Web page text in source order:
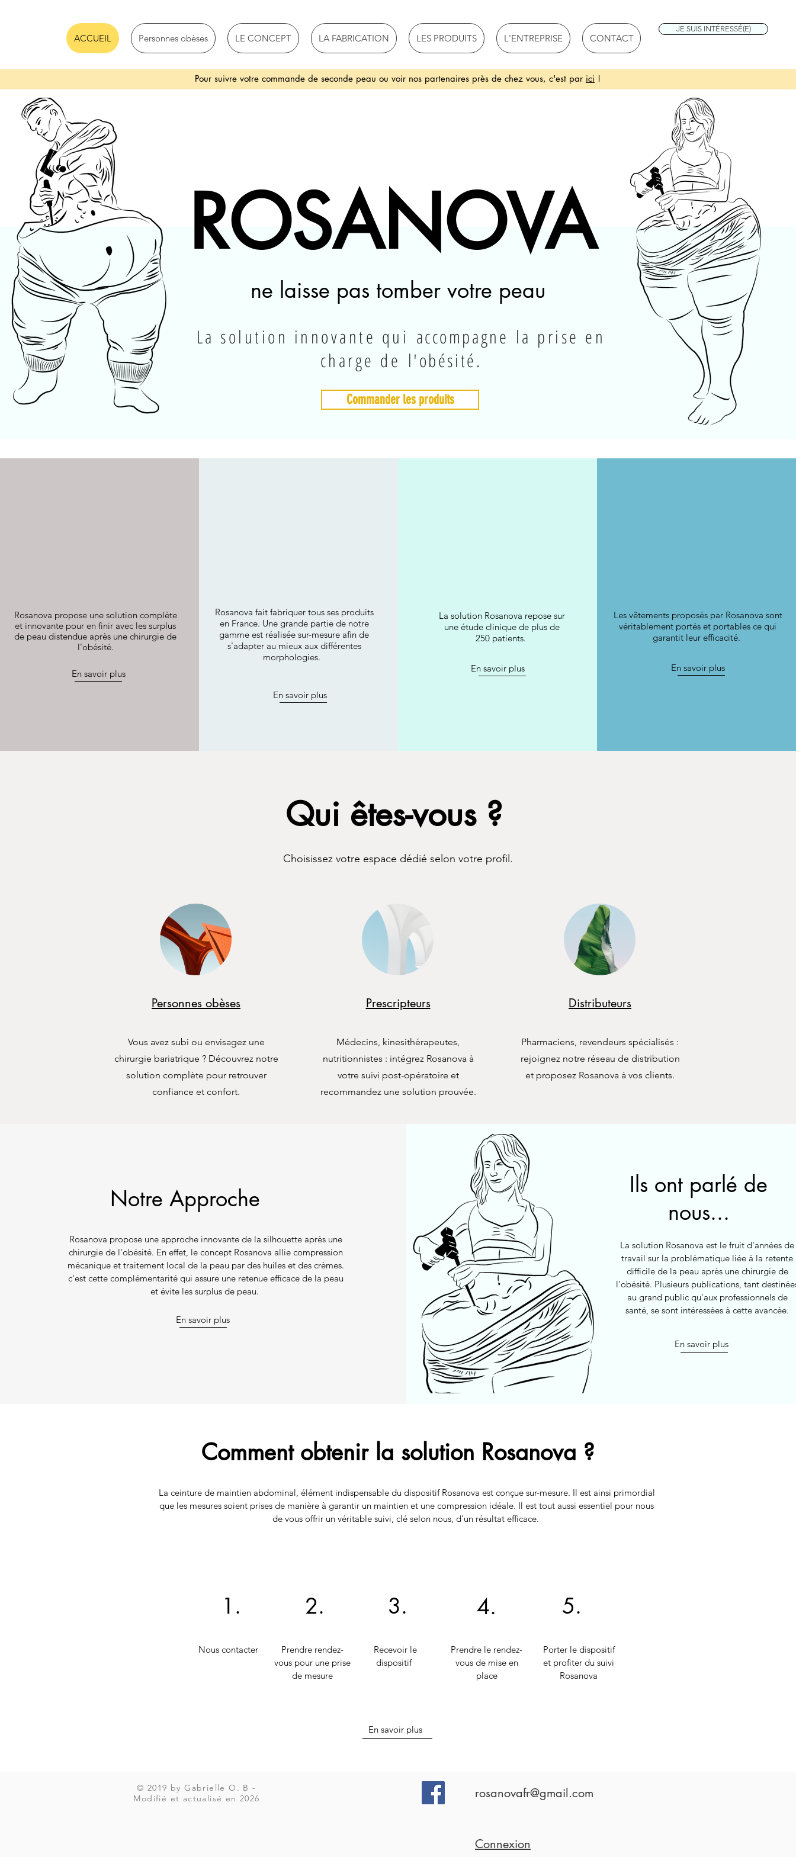
ACCUEIL Personnes obèses LE CONCEPT LA FABRICATION LES PRODUITS L'ENTREPRISE CONTACT
JE SUIS INTÉRESSÉ(E)
Pour suivre votre commande de seconde peau ou voir nos partenaires près de chez vous, c'est par ici !
ROSANOVA
ne laisse pas tomber votre peau
La solution innovante qui accompagne la prise en
charge de l'obésité.
Commander les produits
Rosanova propose une solution complète
et innovante pour en finir avec les surplus
de peau distendue après une chirurgie de
l'obésité.
En savoir plus
Rosanova fait fabriquer tous ses produits
en France. Une grande partie de notre
gamme est réalisée sur-mesure afin de
s'adapter au mieux aux différentes
morphologies.
En savoir plus
La solution Rosanova repose sur
une étude clinique de plus de
250 patients.
En savoir plus
Les vêtements proposés par Rosanova sont
véritablement portés et portables ce qui
garantit leur efficacité.
En savoir plus
Qui êtes-vous ?
Choisissez votre espace dédié selon votre profil.
Personnes obèses
Vous avez subi ou envisagez une
chirurgie bariatrique ? Découvrez notre
solution complète pour retrouver
confiance et confort.
Prescripteurs
Médecins, kinesithérapeutes,
nutritionnistes : intégrez Rosanova à
votre suivi post-opératoire et
recommandez une solution prouvée.
Distributeurs
Pharmaciens, revendeurs spécialisés :
rejoignez notre réseau de distribution
et proposez Rosanova à vos clients.
Notre Approche
Rosanova propose une approche innovante de la silhouette après une
chirurgie de l'obésité. En effet, le concept Rosanova allie compression
mécanique et traitement local de la peau par des huiles et des crèmes.
c'est cette complémentarité qui assure une retenue efficace de la peau
et évite les surplus de peau.
En savoir plus
Ils ont parlé de
nous...
La solution Rosanova est le fruit d'années de
travail sur la problématique liée à la retente
difficile de la peau après une chirurgie de
l'obésité. Plusieurs publications, tant
au grand public qu'aux professionnels de
santé, se sont intéressées à cette avancée.
En savoir plus
Comment obtenir la solution Rosanova ?
La ceinture de maintien abdominal, élément indispensable du dispositif Rosanova est conçue sur-mesure. Il est ainsi primordial
que les mesures soient prises de manière à garantir un maintien et une compression idéale. Il est tout aussi essentiel pour nous
de vous offrir un véritable suivi, clé selon nous, d'un résultat efficace.
1.
Nous contacter
2.
Prendre rendez-
vous pour une prise
de mesure
3.
Recevoir le
dispositif
4.
Prendre le rendez-
vous de mise en
place
5.
Porter le dispositif
et profiter du suivi
Rosanova
En savoir plus
© 2019 by Gabrielle O. B -
Modifié et actualisé en 2026
rosanovafr@gmail.com
Connexion